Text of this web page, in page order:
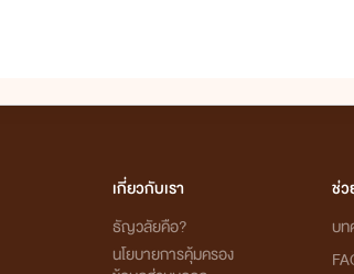
เกี่ยวกับเรา
ธัญวลัยคือ?
นโยบายการคุ้มครอง
ช่ว
บท